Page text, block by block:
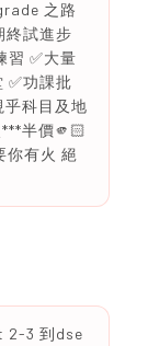
之路
終試進步
習 ✅大量
✅功課批
科目及地
半價🫵🏻
你有火 絕
2-3 到dse